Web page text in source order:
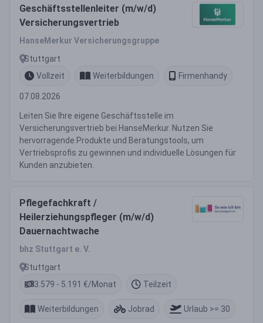
Geschäftsstellenleiter (m/w/d)
Versicherungsvertrieb
HanseMerkur Versicherungsgruppe
Stuttgart
Vollzeit
Weiterbildungen Firmenhandy
07.08.2026
Leiten Sie Ihre eigene Geschäftsstelle im
Versicherungsvertrieb bei HanseMerkur. Nutzen Sie
hervorragende Produkte und Beratungstools, um
Vertriebsprofis zu gewinnen und individuelle Lösungen für
Kunden anzubieten.
Pflegefachkraft /
Heilerziehungspfleger (m/w/d)
Dauernachtwache
bhz Stuttgart e. V.
Stuttgart
3.579 - 5.191 €/Monat
Teilzeit
Weiterbildungen Jobrad Urlaub >= 30